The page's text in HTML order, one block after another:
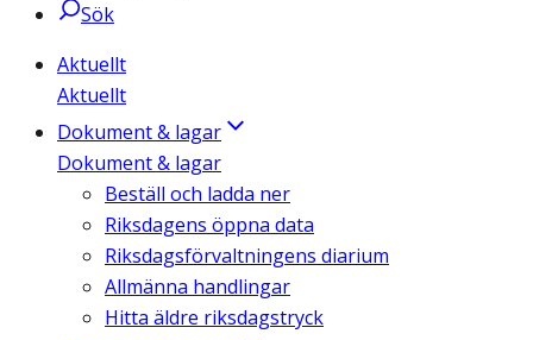
Sök
Aktuellt
Aktuellt
Dokument & lagar
Dokument & lagar
Beställ och ladda ner
Riksdagens öppna data
Riksdagsförvaltningens diarium
Allmänna handlingar
Hitta äldre riksdagstryck